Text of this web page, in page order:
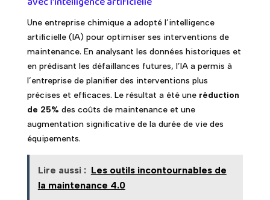
Une entreprise chimique a adopté l’intelligence
artificielle (IA) pour optimiser ses interventions de
maintenance. En analysant les données historiques et
en prédisant les défaillances futures, l’IA a permis à
l’entreprise de planifier des interventions plus
précises et efficaces. Le résultat a été une réduction
de 25% des coûts de maintenance et une
augmentation significative de la durée de vie des
équipements.
Lire aussi : Les outils incontournables de
la maintenance 4.0